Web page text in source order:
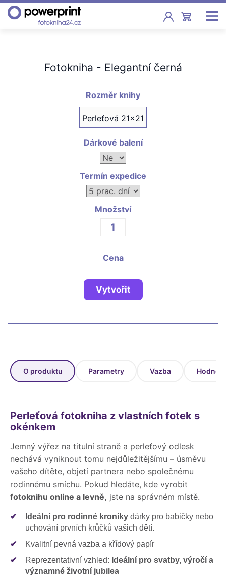
Pevná vazba, sešity, poukazy
Fotokalendáře
Tisk fotografií od 2,90 Kč
Fotoknihy a dárky pro školy
Rady a kontakty
Fotokniha - Elegantní černá
Rozměr knihy
Perleťová 21x21
Dárkové balení
Termín expedice
Množství
Cena
Vytvořit
O produktu Parametry Vazba
Perleťová fotokniha z vlastních fotek s
okénkem
Jemný výřez na titulní straně a perleťový odlesk
nechává vyniknout tomu nejdůležitějšímu – úsměvu
vašeho dítěte, objetí partnera nebo společnému
rodinnému smíchu. Pokud hledáte, kde vyrobit
fotoknihu online a levně, jste na správném místě.
✔ Ideální pro rodinné kroniky dárky pro babičky nebo
uchování prvních krůčků vašich dětí.
✔
Kvalitní pevná vazba a křídový papír
✔
Reprezentativní vzhled: Ideální pro svatby, výročí a
významné životní jubilea